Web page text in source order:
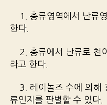
1. 층류영역에서 난류
한다.
2. 층류에서 난류로 천
라고 한다.
3. 레이놀즈 수에 의해
류인지를 판별할 수 있다.